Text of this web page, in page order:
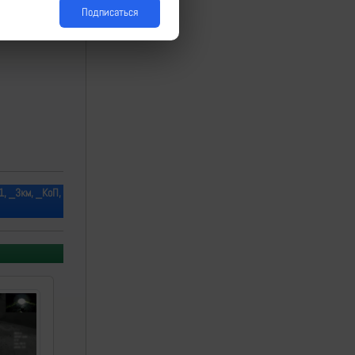
_3км, _КоП,
Подписаться